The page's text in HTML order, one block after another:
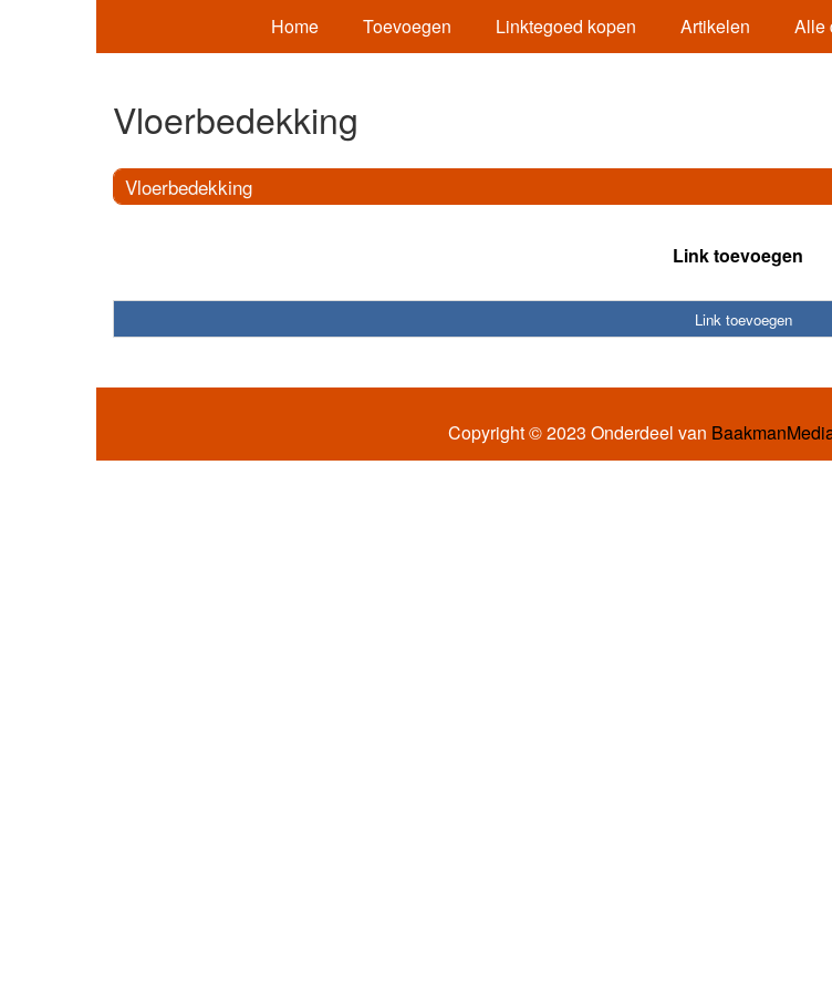
Home Toevoegen Linktegoed kopen Artikelen Alle
Vloerbedekking
Vloerbedekking
Link toevoegen
Link toevoegen
Copyright © 2023 Onderdeel van